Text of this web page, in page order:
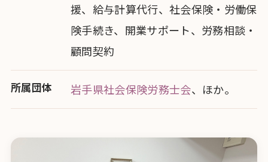
援、給与計算代行、社会保険・労働保
険手続き、開業サポート、労務相談・
顧問契約
所属団体 岩手県社会保険労務士会、ほか。